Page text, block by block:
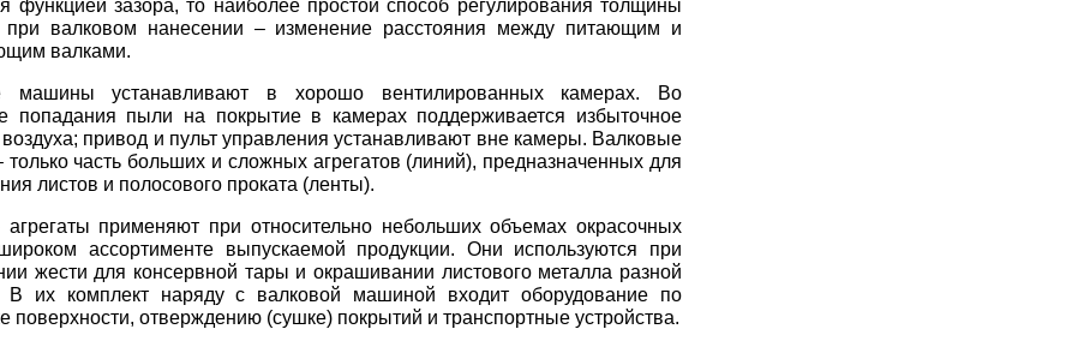
функцией зазора, то наиболее простой способ регулирования толщины
при валковом нанесении – изменение расстояния между питающим и
валками.
машины устанавливают в хорошо вентилированных камерах. Во
попадания пыли на покрытие в камерах поддерживается избыточное
привод и пульт управления устанавливают вне камеры. Валковые
часть больших и сложных агрегатов (линий), предназначенных для
листов и полосового проката (ленты).
агрегаты применяют при относительно небольших объемах окрасочных
ассортименте выпускаемой продукции. Они используются при
жести для консервной тары и окрашивании листового металла разной
В их комплект наряду с валковой машиной входит оборудование по
поверхности, отверждению (сушке) покрытий и транспортные устройства.